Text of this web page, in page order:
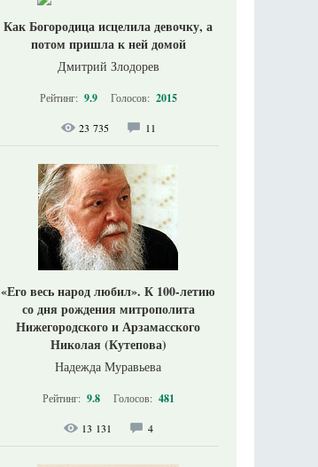
Как Богородица исцелила девочку, а
потом пришла к ней домой
Дмитрий Злодорев
Рейтинг: 9.9 Голосов: 2015
23 735 11
«Его весь народ любил». К 100-летию
со дня рождения митрополита
Нижегородского и Арзамасского
Николая (Кутепова)
Надежда Муравьева
Рейтинг: 9.8 Голосов: 481
13 131 4